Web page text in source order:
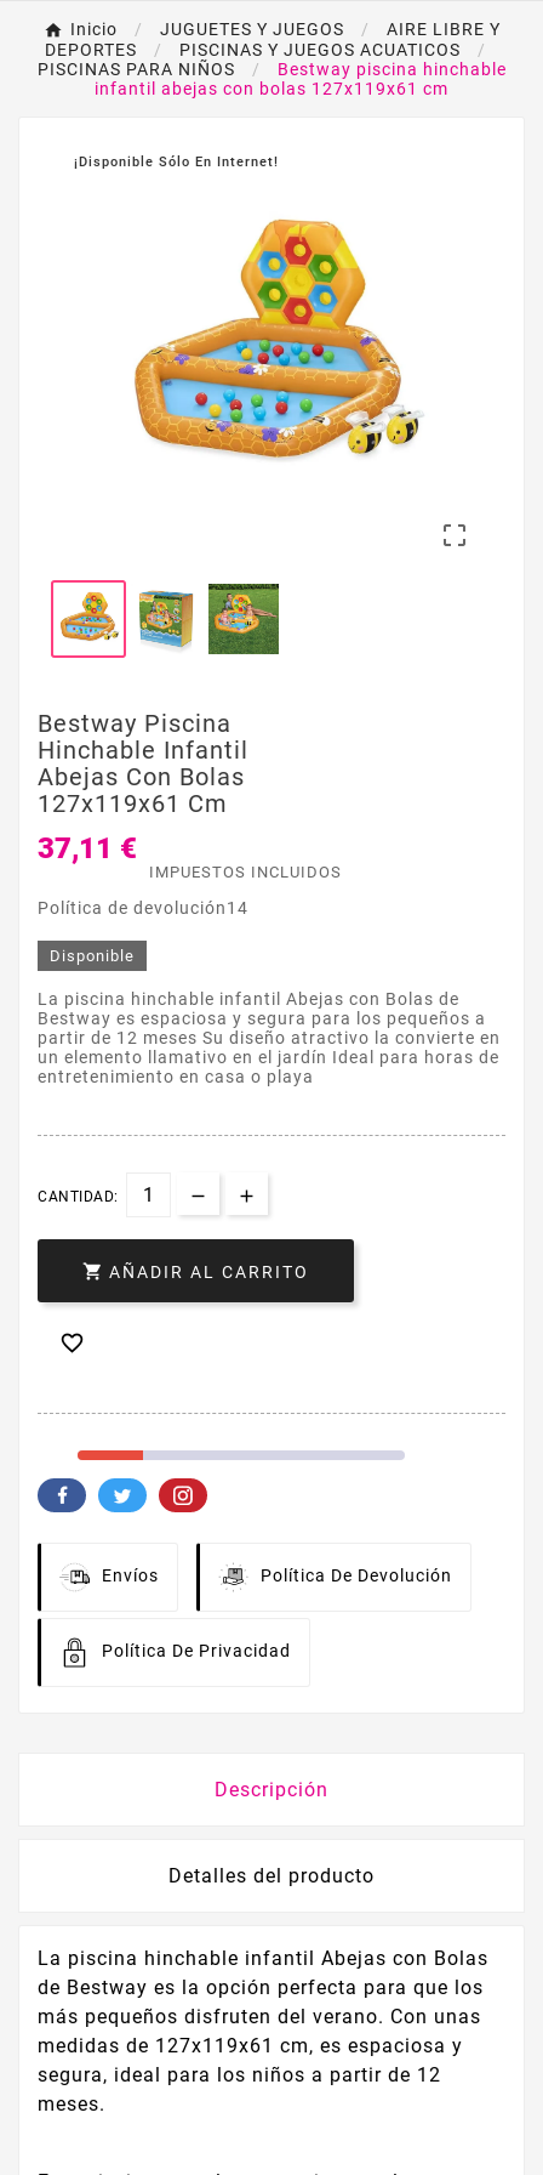
Inicio JUGUETES Y JUEGOS
AIRE LIBRE Y
DEPORTES
PISCINAS Y JUEGOS ACUATICOS
PISCINAS PARA NIÑOS
Bestway piscina hinchable
infantil abejas con bolas 127x119x61 cm
¡Disponible Sólo En Internet!

Bestway Piscina
Hinchable Infantil
Abejas Con Bolas
127x119x61 Cm
37,11 €
IMPUESTOS INCLUIDOS
Política de devolución14
Disponible
La piscina hinchable infantil Abejas con Bolas de
Bestway es espaciosa y segura para los pequeños a
partir de 12 meses Su diseño atractivo la convierte en
un elemento llamativo en el jardín Ideal para horas de
entretenimiento en casa o playa
CANTIDAD:
 AÑADIR AL CARRITO

Envíos Política De Devolución
Política De Privacidad
Descripción
Detalles del producto
La piscina hinchable infantil Abejas con Bolas
de Bestway es la opción perfecta para que los
más pequeños disfruten del verano. Con unas
medidas de 127x119x61 cm, es espaciosa y
segura, ideal para los niños a partir de 12
meses.